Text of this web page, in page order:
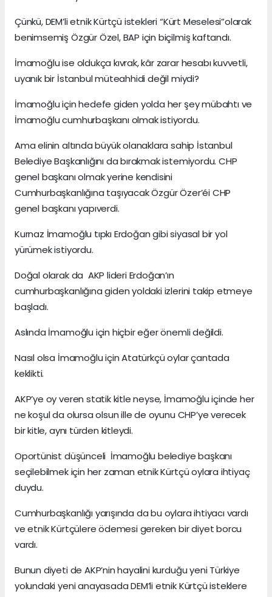
Çünkü, DEM’li etnik Kürtçü istekleri “Kürt Meselesi”olarak
benimsemiş Özgür Özel, BAP için biçilmiş kaftandı.
İmamoğlu ise oldukça kıvrak, kâr zarar hesabı kuvvetli,
uyanık bir İstanbul müteahhidi değil miydi?
İmamoğlu için hedefe giden yolda her şey mübahtı ve
İmamoğlu cumhurbaşkanı olmak istiyordu.
Ama elinin altında büyük olanaklara sahip İstanbul
Belediye Başkanlığını da bırakmak istemiyordu. CHP
genel başkanı olmak yerine kendisini
Cumhurbaşkanlığına taşıyacak Özgür Özer’éi CHP
genel başkanı yapıverdi.
Kurnaz İmamoğlu tıpkı Erdoğan gibi siyasal bir yol
yürümek istiyordu.
Doğal olarak da AKP lideri Erdoğan’ın
cumhurbaşkanlığına giden yoldaki izlerini takip etmeye
başladı.
Aslında İmamoğlu için hiçbir eğer önemli değildi.
Nasıl olsa İmamoğlu için Atatürkçü oylar çantada
keklikti.
AKP’ye oy veren statik kitle neyse, İmamoğlu içinde her
ne koşul da olursa olsun ille de oyunu CHP’ye verecek
bir kitle, aynı türden kitleydi.
Oportünist düşünceli İmamoğlu belediye başkanı
seçilebilmek için her zaman etnik Kürtçü oylara ihtiyaç
duydu.
Cumhurbaşkanlığı yarışında da bu oylara ihtiyacı vardı
ve etnik Kürtçülere ödemesi gereken bir diyet borcu
vardı.
Bunun diyeti de AKP’nin hayalini kurduğu yeni Türkiye
yolundaki yeni anayasada DEM’li etnik Kürtçü isteklere